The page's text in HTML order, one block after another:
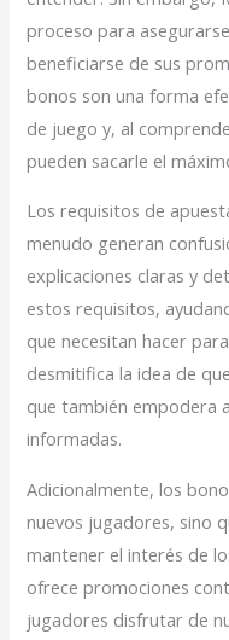
proceso para
beneficiarse de sus
bonos son una forma
de juego y, al
pueden sacarle el
Los requisitos de
menudo generan
explicaciones claras y
estos requisitos,
que necesitan hacer
desmitifica la idea de
que también empodera
informadas.
Adicionalmente, los
nuevos jugadores, sino
mantener el interés de
ofrece promociones
jugadores disfrutar de